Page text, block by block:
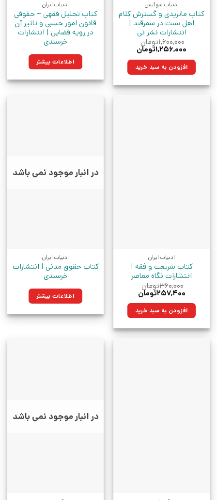
ادبیات سوئیس
کتاب ماتریدی و گسترش کلام
اهل سنت در سمرقند |
انتشارات نشر نی
۱,۶۰۰,۰۰۰تومان
قیمت
۱,۶۰۰,۰۰۰تومان
بود.
۱,۲۵۶,۰۰۰تومان
۱,۲۵۶,۰۰۰تومان. افزودن به سبد خرید
ادبیات ایران
کتاب تحلیل فقهی – حقوقی
قانون امور حسبی و تاثیر آن
در رویه قضایی | انتشارات
خرسندی
اطلاعات بیشتر
ادبیات ایران
کتاب شریعت و فقه |
انتشارات نگاه معاصر
۳۶۰,۰۰۰تومان
قیمت
۳۶۰,۰۰۰تومان
بود.
۲۵۷,۴۰۰تومان
۲۵۷,۴۰۰تومان.افزودن به سبد خرید
در انبار موجود نمی باشد
ادبیات ایران
کتاب حقوق مدنی | انتشارات
خرسندی
اطلاعات بیشتر
در انبار موجود نمی باشد